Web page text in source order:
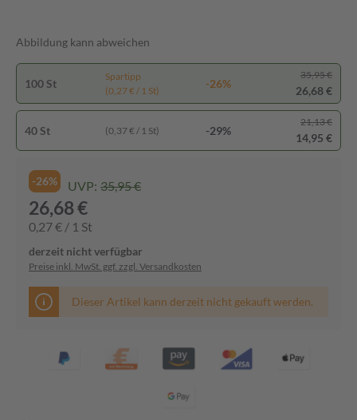
Abbildung kann abweichen
100 St
Spartipp
(0,27 € / 1 St)
-26%
35,95 €
26,68 €
40 St (0,37 € / 1 St) -29%
21,13 €
14,95 €
-26% UVP: 35,95 €
26,68 €
0,27 € / 1 St
derzeit nicht verfügbar
Preise inkl. MwSt. ggf. zzgl. Versandkosten
Dieser Artikel kann derzeit nicht gekauft werden.